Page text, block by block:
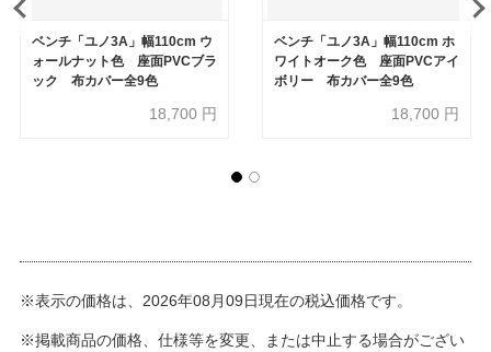
ベンチ「ユノ3A」幅110cm ウ
ォールナット色 座面PVCブラ
ック 布カバー全9色
18,700 円
ベンチ「ユノ3A」幅110cm ホ
ワイトオーク色 座面PVCアイ
ボリー 布カバー全9色
18,700 円
※表示の価格は、2026年08月09日現在の税込価格です。
※掲載商品の価格、仕様等を変更、または中止する場合がござい